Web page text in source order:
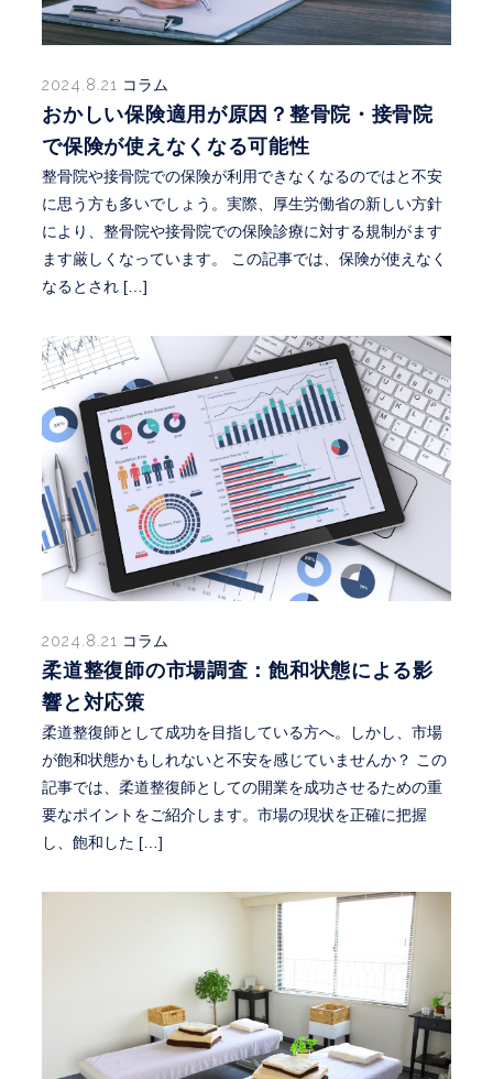
2024.8.21 コラム
おかしい保険適用が原因？整骨院・接骨院
で保険が使えなくなる可能性
整骨院や接骨院での保険が利用できなくなるのではと不安
に思う方も多いでしょう。実際、厚生労働省の新しい方針
により、整骨院や接骨院での保険診療に対する規制がます
ます厳しくなっています。 この記事では、保険が使えなく
なるとされ […]
2024.8.21 コラム
柔道整復師の市場調査：飽和状態による影
響と対応策
柔道整復師として成功を目指している方へ。しかし、市場
が飽和状態かもしれないと不安を感じていませんか？ この
記事では、柔道整復師としての開業を成功させるための重
要なポイントをご紹介します。市場の現状を正確に把握
し、飽和した […]